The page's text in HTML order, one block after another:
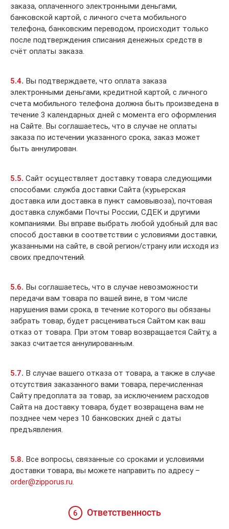
заказа, оплаченного электронными деньгами,
банковской картой, с личного счета мобильного
телефона, банковским переводом, происходит только
после подтверждения списания денежных средств в
счёт оплаты заказа.
5.4. Вы подтверждаете, что оплата заказа
электронными деньгами, кредитной картой, с личного
счета мобильного телефона должна быть произведена в
течение 3 календарных дней с момента его оформления
на Сайте. Вы соглашаетесь, что в случае не оплаты
заказа по истечении указанного срока, заказ может
быть аннулирован.
5.5. Сайт осуществляет доставку товара следующими
способами: служба доставки Сайта (курьерская
доставка или доставка в пункт самовывоза), почтовая
доставка службами Почты России, СДЕК и другими
компаниями. Вы вправе выбрать любой удобный для вас
способ доставки в соответствии с условиями доставки,
указанными на сайте, в свой регион/страну или исходя из
своих предпочтений.
5.6. Вы соглашаетесь, что в случае невозможности
передачи вам товара по вашей вине, в том числе
нарушения вами срока, в течение которого вы обязаны
забрать товар, будет расцениваться Сайтом как ваш
отказ от товара. При этом товар возвращается Сайту, а
заказ считается аннулированным.
5.7. В случае вашего отказа от товара, а также в случае
отсутствия заказанного вами товара, перечисленная
Сайту предоплата за товар, за исключением расходов
Сайта на доставку товара, будет возвращена вам не
позднее чем через 10 банковских дней с даты
предъявления.
5.8. Все вопросы, связанные со сроками и условиями
доставки товара, вы можете направить по адресу –
order@zipporus.ru.
6 Ответственность